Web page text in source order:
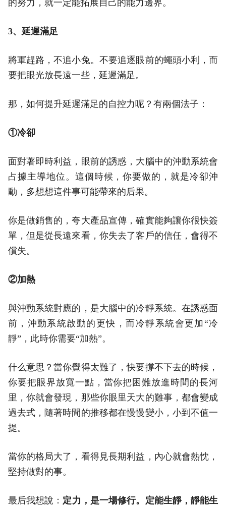
的努力，就一定能拓展自己的能力邊界。
3、延遲滿足
將軍趕路，不追小兔。不要追逐眼前的蠅頭小利，而
要把眼光放長遠一些，延遲滿足。
那，如何提升延遲滿足的自控力呢？有兩個法子：
①冷卻
面對著即時利益，眼前的誘惑，大腦中的沖動系統會
占據主導地位。這個時候，你要做的，就是冷卻沖
動，多想想這件事可能帶來的后果。
你是做銷售的，夸大產品宣傳，確實能夠讓你很快簽
單，但是從長遠來看，你失去了客戶的信任，會得不
償失。
②加熱
與沖動系統對應的，是大腦中的冷靜系統。在誘惑面
前，沖動系統啟動的更快，而冷靜系統會更加“冷
靜”，此時你需要“加熱”。
什么意思？當你覺得太難了，快要撐不下去的時候，
你要把眼界放寬一點，當你把困難放進時間的長河
里，你就會發現，那些你眼里天大的難事，都會變成
過去式，隨著時間的推移都在慢慢變小，小到不值一
提。
當你的格局大了，看得見長期利益，內心就會熱忱，
堅持做對的事。
最后我想說： 定力，是一場修行。定能生靜，靜能生